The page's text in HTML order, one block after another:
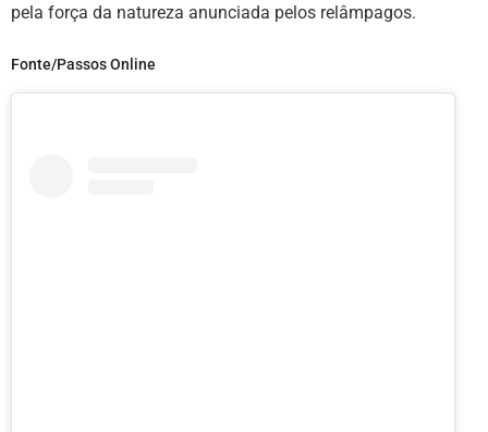
pela força da natureza anunciada pelos relâmpagos.
Fonte/Passos Online